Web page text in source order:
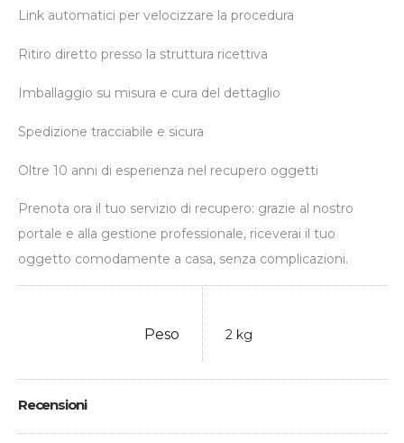
Link automatici per velocizzare la procedura
Ritiro diretto presso la struttura ricettiva
Imballaggio su misura e cura del dettaglio
Spedizione tracciabile e sicura
Oltre 10 anni di esperienza nel recupero oggetti
Prenota ora il tuo servizio di recupero: grazie al nostro
portale e alla gestione professionale, riceverai il tuo
oggetto comodamente a casa, senza complicazioni.
Peso 2 kg
Recensioni